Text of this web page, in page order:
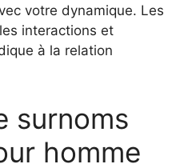
votre dynamique. Les
interactions et
à la relation
surnoms
homme